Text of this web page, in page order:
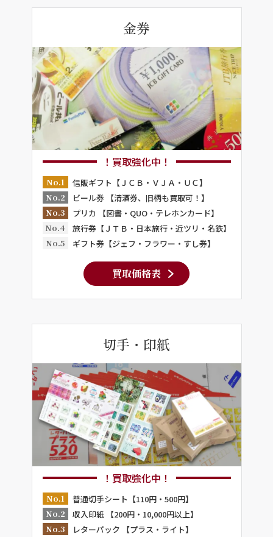
金券
！買取強化中！
No.1
信販ギフト【ＪＣＢ・ＶＪＡ・ＵＣ】
No.2
ビール券 【清酒券、旧柄も買取可！】
No.3
プリカ 【図書・QUO・テレホンカード】
No.4
旅行券【ＪＴＢ・日本旅行・近ツリ・名鉄】
No.5
ギフト券【ジェフ・フラワー・すし券】
買取価格表
切手・印紙
！買取強化中！
No.1
普通切手シート【110円・500円】
No.2
収入印紙 【200円・10,000円以上】
No.3
レターパック 【プラス・ライト】